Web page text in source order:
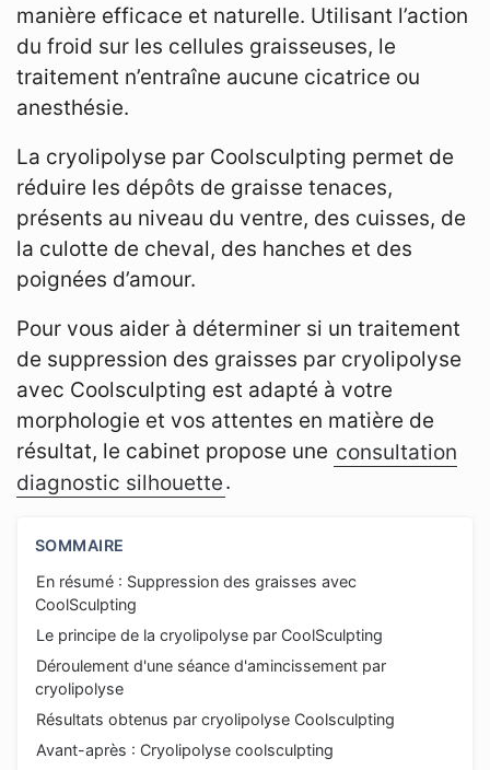
manière efficace et naturelle. Utilisant l’action
du froid sur les cellules graisseuses, le
traitement n’entraîne aucune cicatrice ou
anesthésie.
La cryolipolyse par Coolsculpting permet de
réduire les dépôts de graisse tenaces,
présents au niveau du ventre, des cuisses, de
la culotte de cheval, des hanches et des
poignées d’amour.
Pour vous aider à déterminer si un traitement
de suppression des graisses par cryolipolyse
avec Coolsculpting est adapté à votre
morphologie et vos attentes en matière de
résultat, le cabinet propose une consultation
diagnostic silhouette.
SOMMAIRE
En résumé : Suppression des graisses avec
CoolSculpting
Le principe de la cryolipolyse par CoolSculpting
Déroulement d'une séance d'amincissement par
cryolipolyse
Résultats obtenus par cryolipolyse Coolsculpting
Avant-après : Cryolipolyse coolsculpting